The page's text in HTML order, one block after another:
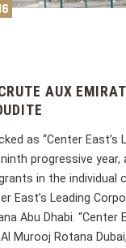
AUX
as “Center East’s
progressive year,
in the individual
East’s Leading
Abu Dhabi. “Center
Murooj Rotana